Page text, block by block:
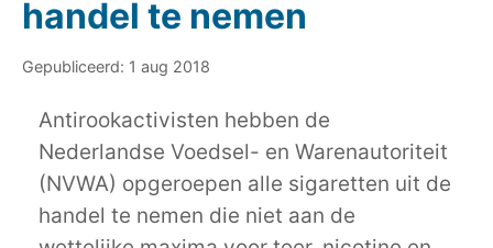
handel te nemen
Gepubliceerd: 1 aug 2018
Antirookactivisten hebben de
Nederlandse Voedsel- en Warenautoriteit
(NVWA) opgeroepen alle sigaretten uit de
handel te nemen die niet aan de